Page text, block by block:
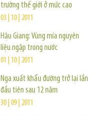
trường thế giới ở mức cao
03 | 10 | 2011
Hậu Giang: Vùng mía nguyên
liệu ngập trong nước
01 | 10 | 2011
Nga xuất khẩu đường trở lại lần
đầu tiên sau 12 năm
30 | 09 | 2011